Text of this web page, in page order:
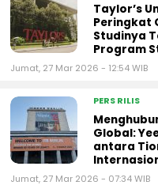
Taylor’s
Peringkat
Studinya
Program
Jumat, 27 Mar 2026 - 12:54 WIB
PERS RILIS
Global:
antara
Jumat, 27 Mar 2026 - 07:34 WIB